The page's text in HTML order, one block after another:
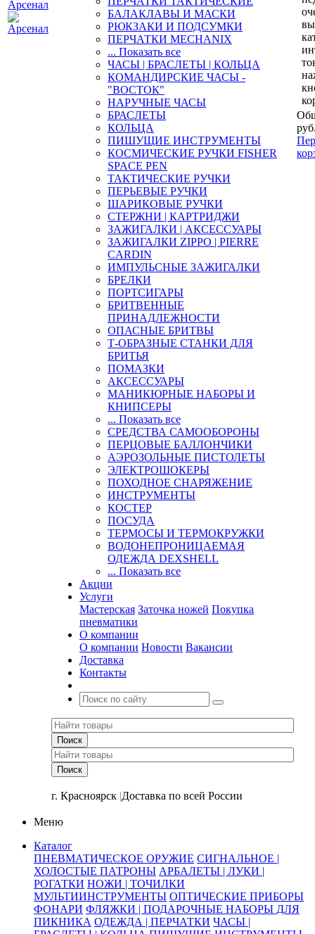
БАЛАКЛАВЫ И МАСКИ
РЮКЗАКИ И ПОДСУМКИ
ПЕРЧАТКИ MECHANIX
... Показать все
ЧАСЫ | БРАСЛЕТЫ | КОЛЬЦА
КОМАНДИРСКИЕ ЧАСЫ -
"ВОСТОК"
НАРУЧНЫЕ ЧАСЫ
БРАСЛЕТЫ
КОЛЬЦА
ПИШУЩИЕ ИНСТРУМЕНТЫ
КОСМИЧЕСКИЕ РУЧКИ FISHER
SPACE PEN
ТАКТИЧЕСКИЕ РУЧКИ
ПЕРЬЕВЫЕ РУЧКИ
ШАРИКОВЫЕ РУЧКИ
СТЕРЖНИ | КАРТРИДЖИ
ЗАЖИГАЛКИ | АКСЕССУАРЫ
ЗАЖИГАЛКИ ZIPPO | PIERRE
CARDIN
ИМПУЛЬСНЫЕ ЗАЖИГАЛКИ
БРЕЛКИ
ПОРТСИГАРЫ
БРИТВЕННЫЕ
ПРИНАДЛЕЖНОСТИ
ОПАСНЫЕ БРИТВЫ
Т-ОБРАЗНЫЕ СТАНКИ ДЛЯ
БРИТЬЯ
ПОМАЗКИ
АКСЕССУАРЫ
МАНИКЮРНЫЕ НАБОРЫ И
КНИПСЕРЫ
... Показать все
СРЕДСТВА САМООБОРОНЫ
ПЕРЦОВЫЕ БАЛЛОНЧИКИ
АЭРОЗОЛЬНЫЕ ПИСТОЛЕТЫ
ЭЛЕКТРОШОКЕРЫ
ПОХОДНОЕ СНАРЯЖЕНИЕ
ИНСТРУМЕНТЫ
КОСТЕР
ПОСУДА
ТЕРМОСЫ И ТЕРМОКРУЖКИ
ВОДОНЕПРОНИЦАЕМАЯ
ОДЕЖДА DEXSHELL
... Показать все
Акции
Услуги
Мастерская Заточка ножей Покупка
пневматики
О компании
О компании Новости Вакансии
Доставка
Контакты
г. Красноярск |Доставка по всей России
Меню
Каталог
ПНЕВМАТИЧЕСКОЕ ОРУЖИЕ СИГНАЛЬНОЕ |
ХОЛОСТЫЕ ПАТРОНЫ АРБАЛЕТЫ | ЛУКИ |
РОГАТКИ НОЖИ | ТОЧИЛКИ
МУЛЬТИИНСТРУМЕНТЫ ОПТИЧЕСКИЕ ПРИБОРЫ
ФОНАРИ ФЛЯЖКИ | ПОДАРОЧНЫЕ НАБОРЫ ДЛЯ
ПИКНИКА ОДЕЖДА | ПЕРЧАТКИ ЧАСЫ |